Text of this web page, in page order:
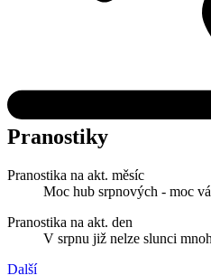
Pranostiky
Pranostika na akt. měsíc
Moc hub srpnových - moc
Pranostika na akt. den
V srpnu již nelze slunci
Další